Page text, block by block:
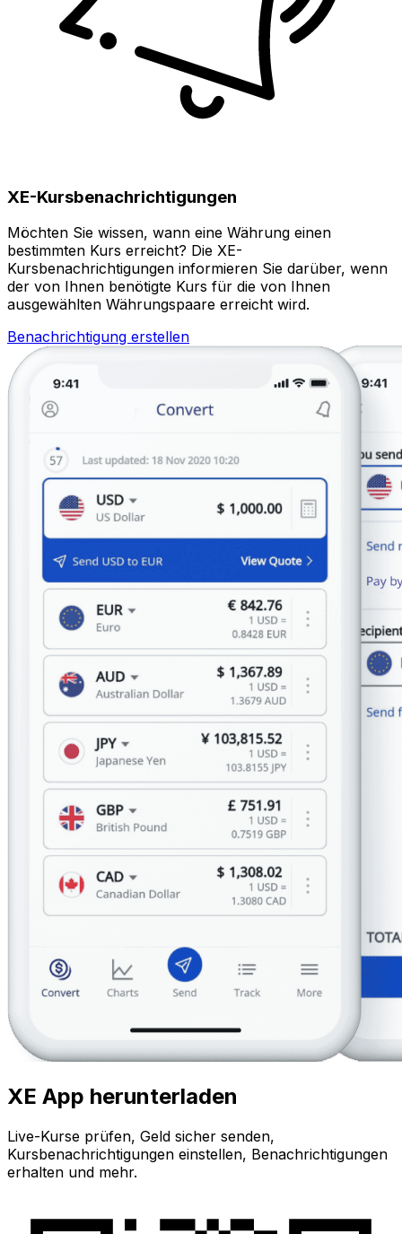
XE-Kursbenachrichtigungen
Möchten Sie wissen, wann eine Währung einen
bestimmten Kurs erreicht? Die XE-
Kursbenachrichtigungen informieren Sie darüber, wenn
der von Ihnen benötigte Kurs für die von Ihnen
ausgewählten Währungspaare erreicht wird.
Benachrichtigung erstellen
XE App herunterladen
Live-Kurse prüfen, Geld sicher senden,
Kursbenachrichtigungen einstellen, Benachrichtigungen
erhalten und mehr.